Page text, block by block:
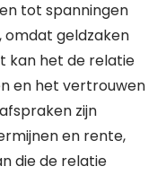
tot spanningen
omdat geldzaken
kan het de relatie
en het vertrouwen
zijn
en rente,
die de relatie